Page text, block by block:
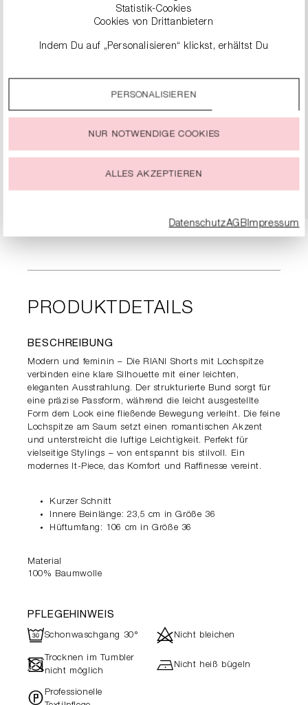
124,90 € 249,00 €
PRODUKTDETAILS
BESCHREIBUNG
Modern und feminin – Die RIANI Shorts mit Lochspitze
verbinden eine klare Silhouette mit einer leichten,
eleganten Ausstrahlung. Der strukturierte Bund sorgt für
eine präzise Passform, während die leicht ausgestellte
Form dem Look eine fließende Bewegung verleiht. Die feine
Lochspitze am Saum setzt einen romantischen Akzent
und unterstreicht die luftige Leichtigkeit. Perfekt für
vielseitige Stylings – von entspannt bis stilvoll. Ein
modernes It-Piece, das Komfort und Raffinesse vereint.
Kurzer Schnitt
Innere Beinlänge: 23,5 cm in Größe 36
Hüftumfang: 106 cm in Größe 36
Material
100% Baumwolle
PFLEGEHINWEIS
RSchonwaschgang 30° dNicht bleichen
- Trocknen im Tumbler
nicht möglich
hNicht heiß bügeln
"Professionelle
Statistik-Cookies
Cookies von Drittanbietern
Indem Du auf „Personalisieren“ klickst, erhältst Du
Durch einen Klick auf das Auswahlfeld „Alle akzeptieren“
stimmst Du der Verwendung aller Cookies zu, die unter
jeder Zeit ändern oder widerrufen.
PERSONALISIEREN
NUR NOTWENDIGE COOKIES
ALLES AKZEPTIEREN
DatenschutzAGBImpressum